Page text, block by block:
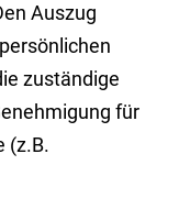
Auszug
zuständige
für
(z.B.